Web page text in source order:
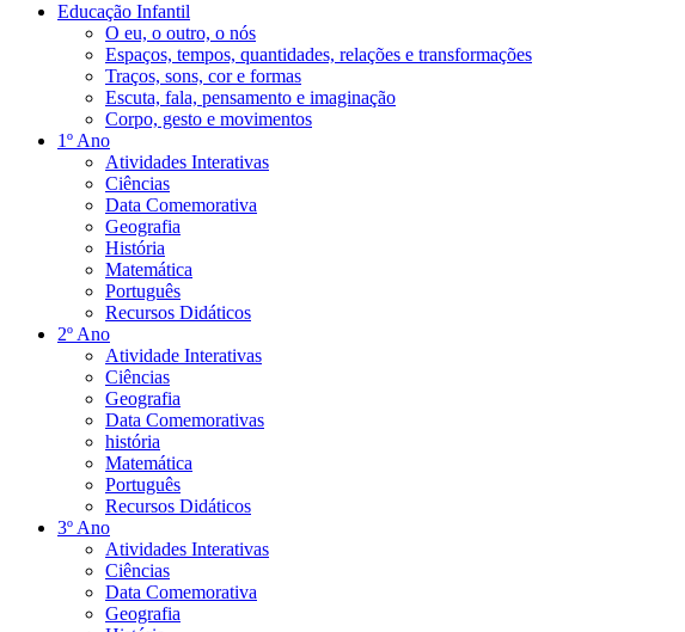
Educação Infantil
O eu, o outro, o nós
Espaços, tempos, quantidades, relações e transformações
Traços, sons, cor e formas
Escuta, fala, pensamento e imaginação
Corpo, gesto e movimentos
1º Ano
Atividades Interativas
Ciências
Data Comemorativa
Geografia
História
Matemática
Português
Recursos Didáticos
2º Ano
Atividade Interativas
Ciências
Geografia
Data Comemorativas
história
Matemática
Português
Recursos Didáticos
3º Ano
Atividades Interativas
Ciências
Data Comemorativa
Geografia